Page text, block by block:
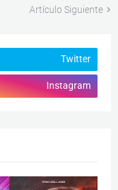
Artículo Siguiente
Twitter
Instagram